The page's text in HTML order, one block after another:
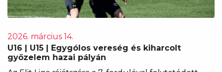
2026. március 14.
U16 | U15 | Egygólos vereség és kiharcolt
győzelem hazai pályán